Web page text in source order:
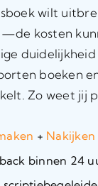
wilt
kosten
boeken
Zo weet jij
+ Nakijken
binnen 24